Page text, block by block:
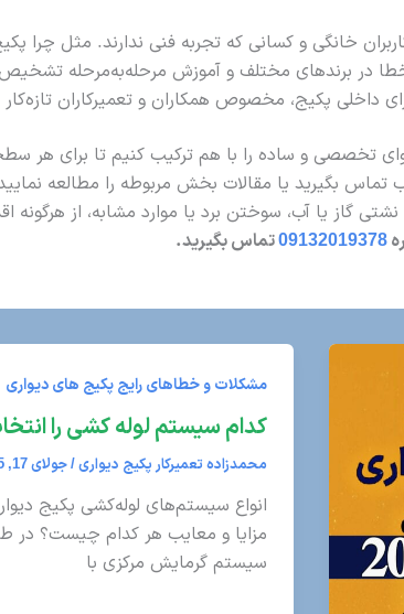
خانگی و کسانی که تجربه فنی ندارند. مثل چرا
در برندهای مختلف و آموزش مرحله‌به‌مرحله تشخیص
داخلی پکیج، مخصوص همکاران و تعمیرکاران تازه‌کار
تخصصی و ساده را با هم ترکیب کنیم تا برای هر
تماس بگیرید یا مقالات بخش مربوطه را مطالعه
گاز یا آب، سوختن برد یا موارد مشابه، از
09132019378تماس بگیرید.
مشکلات و خطاهای رایج پکیج های دیواری
کدام سیستم لوله کشی را
محمدزاده تعمیرکار پکیج دیواری/جولای 17, 2025
انواع سیستم‌های لوله‌کشی پکیج
مزایا و معایب هر کدام چیست؟ در
سیستم گرمایش مرکزی با